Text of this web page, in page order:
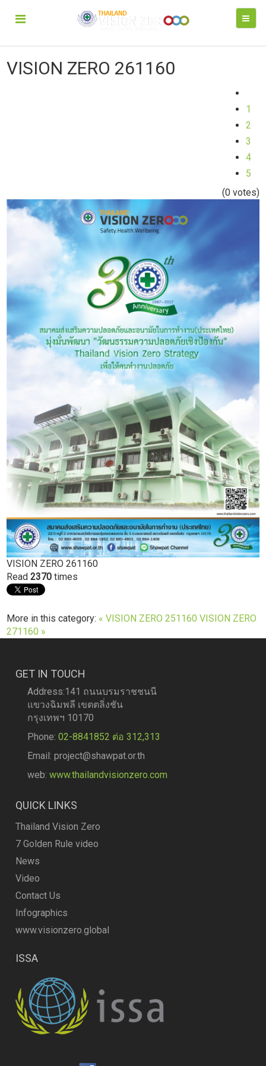
VISION ZERO 261160
1
2
3
4
5
(0 votes)
VISION ZERO 261160
Read2370 times
More in this category: « VISION ZERO 251160 VISION ZERO
271160 »
GET IN TOUCH
Address:141 ถนนบรมราชชนนี
แขวงฉิมพลี เขตตลิ่งชัน
กรุงเทพฯ 10170
Phone:02-8841852 ต่อ 312,313
Email: project@shawpat.or.th
web:www.thailandvisionzero.com
QUICK LINKS
Thailand Vision Zero
7 Golden Rule video
News
Video
Contact Us
Infographics
www.visionzero.global
ISSA